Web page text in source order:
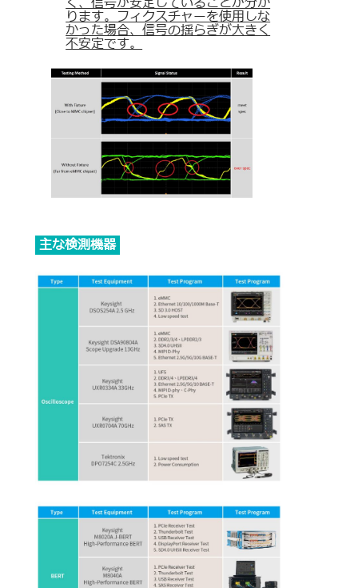
ります。フィクスチャーを使用しな
かった場合、信号の揺らぎが大きく
不安定です。
主な検測機器